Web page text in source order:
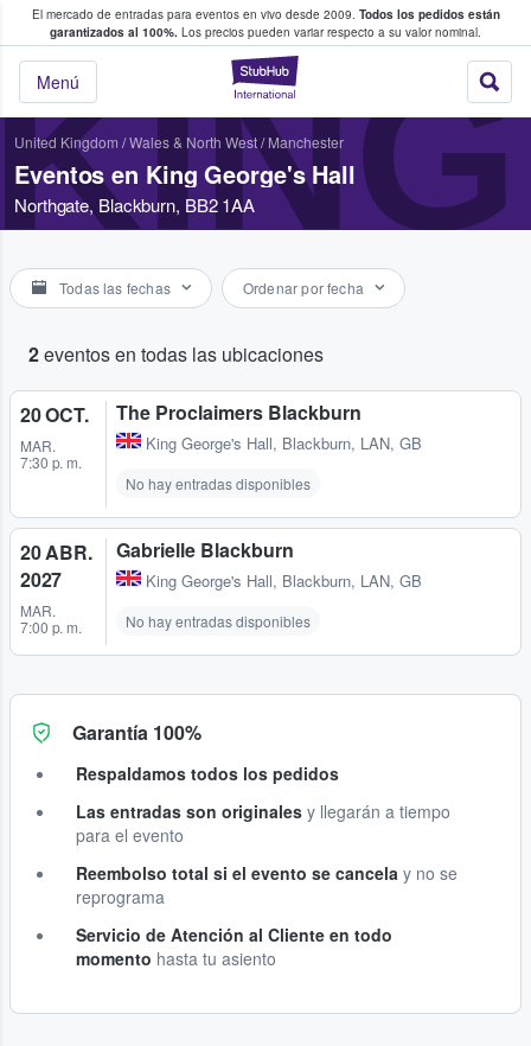
El mercado de entradas para eventos en vivo desde 2009. Todos los pedidos están
garantizados al 100%. Los precios pueden variar respecto a su valor nominal.
StubHub:
Menú
y venta de entradas entre fans
United Kingdom /Wales & North West/ Manchester
Eventos en King George's Hall
Northgate, Blackburn, BB2 1AA
Todas las fechas Ordenar por fecha
2eventos en todas las ubicaciones
20 OCT.
MAR.
7:30 p. m.
The Proclaimers Blackburn
King George's Hall, Blackburn, LAN, GB
No hay entradas disponibles
20 ABR.
2027
MAR.
7:00 p. m.
Gabrielle Blackburn
King George's Hall, Blackburn, LAN, GB
No hay entradas disponibles
Garantía 100%
Respaldamos todos los pedidos
Las entradas son originales y llegarán a tiempo
para el evento
Reembolso total si el evento se cancela y no se
reprograma
Servicio de Atención al Cliente en todo
momento hasta tu asiento